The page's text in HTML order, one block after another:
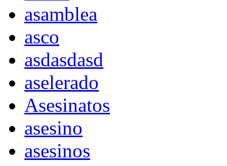
asamblea
asco
asdasdasd
aselerado
Asesinatos
asesino
asesinos